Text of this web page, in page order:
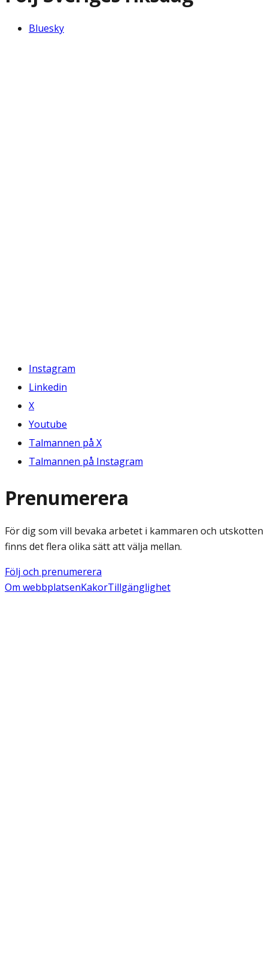
Bluesky
Instagram
Linkedin
X
Youtube
Talmannen på X
Talmannen på Instagram
Prenumerera
För dig som vill bevaka arbetet i kammaren och utskotten
finns det flera olika sätt att välja mellan.
Följ och prenumerera
Om webbplatsenKakorTillgänglighet